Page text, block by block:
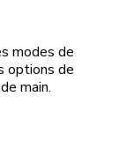
modes de
options de
main.